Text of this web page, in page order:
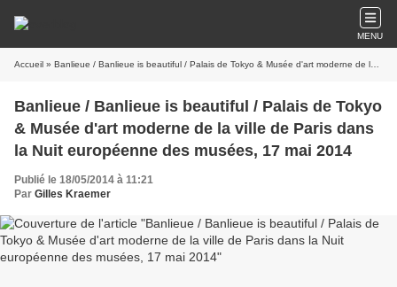
MENU
Accueil » Banlieue / Banlieue is beautiful / Palais de Tokyo & Musée d'art moderne de la ville de Paris dans la Nuit européenne des musées, 17 mai 2014
Banlieue / Banlieue is beautiful / Palais de Tokyo
& Musée d'art moderne de la ville de Paris dans
la Nuit européenne des musées, 17 mai 2014
Publié le 18/05/2014 à 11:21
Par Gilles Kraemer